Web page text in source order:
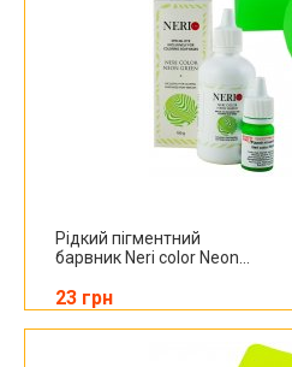
Рідкий пігментний
барвник Neri color Neon...
23 грн